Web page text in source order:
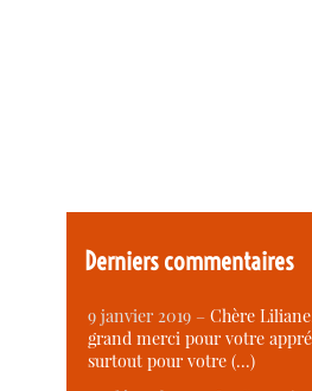
Derniers commentaires
9 janvier 2019 –Chère
grand merci pour votre
surtout pour votre (…)